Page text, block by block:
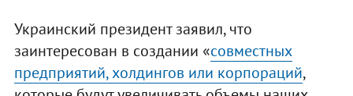
Украинский президент заявил, что
заинтересован в создании «совместных
предприятий, холдингов или корпораций,